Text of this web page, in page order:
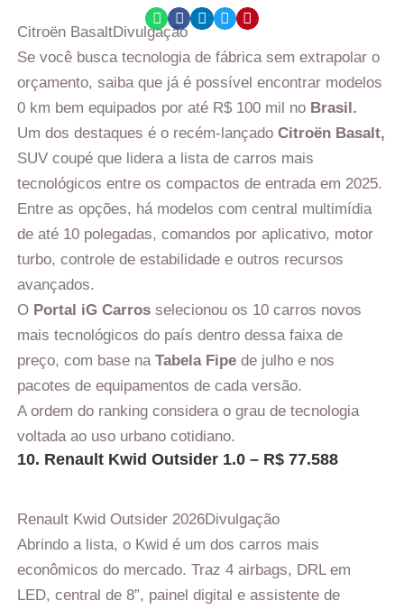
Citroën BasaltDivulgação
Se você busca tecnologia de fábrica sem extrapolar o
orçamento, saiba que já é possível encontrar modelos
0 km bem equipados por até R$ 100 mil no Brasil.
Um dos destaques é o recém-lançado Citroën Basalt,
SUV coupé que lidera a lista de carros mais
tecnológicos entre os compactos de entrada em 2025.
Entre as opções, há modelos com central multimídia
de até 10 polegadas, comandos por aplicativo, motor
turbo, controle de estabilidade e outros recursos
avançados.
O Portal iG Carros selecionou os 10 carros novos
mais tecnológicos do país dentro dessa faixa de
preço, com base na Tabela Fipe de julho e nos
pacotes de equipamentos de cada versão.
A ordem do ranking considera o grau de tecnologia
voltada ao uso urbano cotidiano.
10. Renault Kwid Outsider 1.0 – R$ 77.588
Renault Kwid Outsider 2026Divulgação
Abrindo a lista, o Kwid é um dos carros mais
econômicos do mercado. Traz 4 airbags, DRL em
LED, central de 8”, painel digital e assistente de